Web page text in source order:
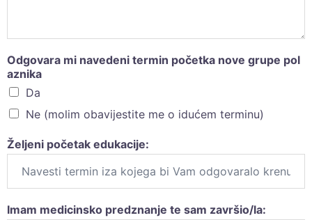
Odgovara mi navedeni termin početka nove grupe pol
aznika
Da
Ne (molim obavijestite me o idućem terminu)
Željeni početak edukacije:
Imam medicinsko predznanje te sam završio/la: